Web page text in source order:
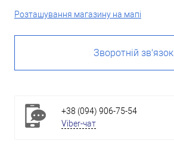
Розташування магазину на мапі
Зворотній зв'язок
+38 (094) 906-75-54
Viber-чат